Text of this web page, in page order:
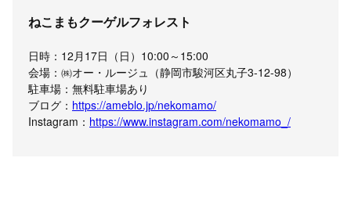
ねこまもクーゲルフォレスト
日時：12月17日（日）10:00～15:00
会場：㈱オー・ルージュ（静岡市駿河区丸子3-12-98）
駐車場：無料駐車場あり
ブログ： https://ameblo.jp/nekomamo/
Instagram： https://www.instagram.com/nekomamo_/